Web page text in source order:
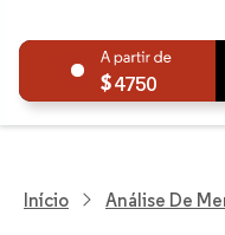
4750
Início Análise De